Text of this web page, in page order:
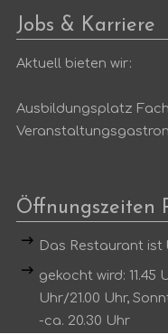
Jobs & Karriere
Aktuell bieten wir:
Ausbildungsplatz
Öffnungszeiten
Das Restaurant ist
gekocht wird: 11.45
Uhr/21.00 Uhr,
-ca. 20.30 Uhr